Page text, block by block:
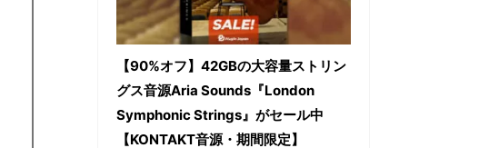
【90%オフ】42GBの大容量ストリン
グス音源Aria Sounds『London
Symphonic Strings』がセール中
【KONTAKT音源・期間限定】